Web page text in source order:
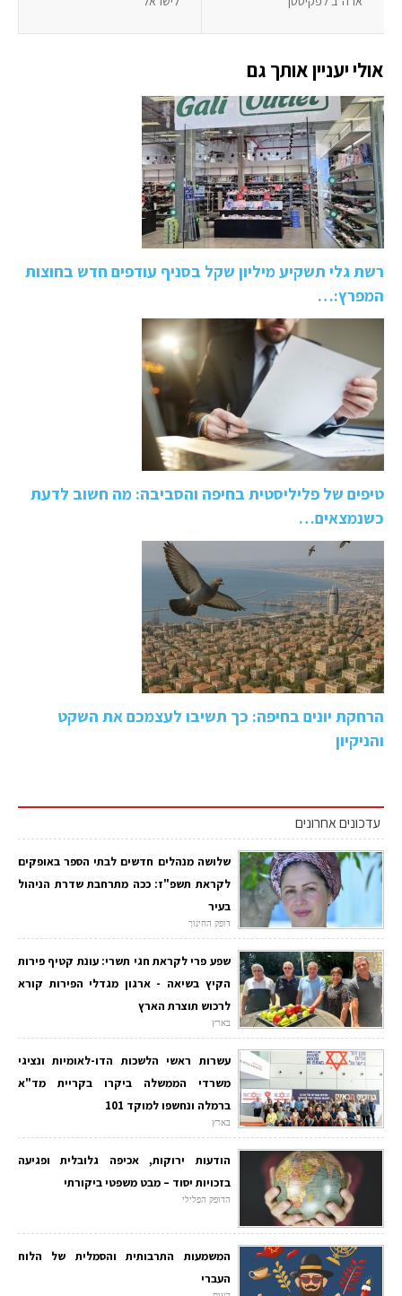
אולי יעניין אותך גם
רשת גלי תשקיע מיליון שקל בסניף עודפים חדש בחוצות
המפרץ:…
טיפים של פליליסטית בחיפה והסביבה: מה חשוב לדעת
כשנמצאים…
הרחקת יונים בחיפה: כך תשיבו לעצמכם את השקט
והניקיון
עדכונים אחרונים
שלושה מנהלים חדשים לבתי הספר באופקים
לקראת תשפ"ז: ככה מתרחבת שדרת הניהול
בעיר
דופק החינוך
שפע פרי לקראת חגי תשרי: עונת קטיף פירות
הקיץ בשיאה - ארגון מגדלי הפירות קורא
לרכוש תוצרת הארץ
בארץ
עשרות ראשי הלשכות הדו-לאומיות ונציגי
משרדי הממשלה ביקרו בקריית מד"א
ברמלה ונחשפו למוקד 101
בארץ
הודעות ירוקות, אכיפה גלובלית ופגיעה
בזכויות יסוד – מבט משפטי ביקורתי
הדופק הפלילי
המשמעות התרבותית והסמלית של הלוח
העברי